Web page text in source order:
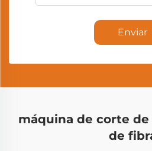
Enviar
máquina de corte
de